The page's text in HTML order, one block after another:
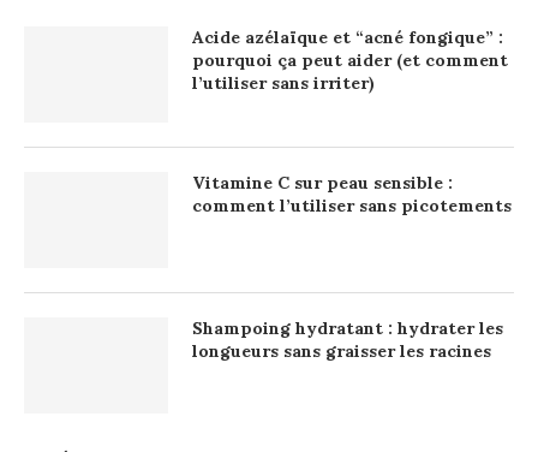
Acide azélaïque et “acné fongique” :
pourquoi ça peut aider (et comment
l’utiliser sans irriter)
Vitamine C sur peau sensible :
comment l’utiliser sans picotements
Shampoing hydratant : hydrater les
longueurs sans graisser les racines